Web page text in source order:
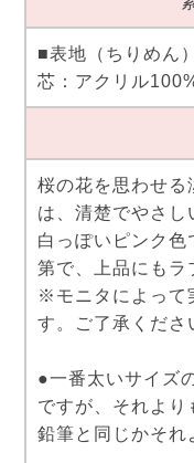
■表地（ちりめん
芯：アクリル
桜の花を思わせる
は、清楚でやさし
白っぽいピンク色
第で、上品にもラ
※モニタによって
す。ご了承くださ
●一番太いサイズ
ですが、それより
鉛筆と同じかそれ